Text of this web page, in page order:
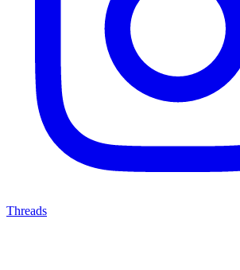
Threads